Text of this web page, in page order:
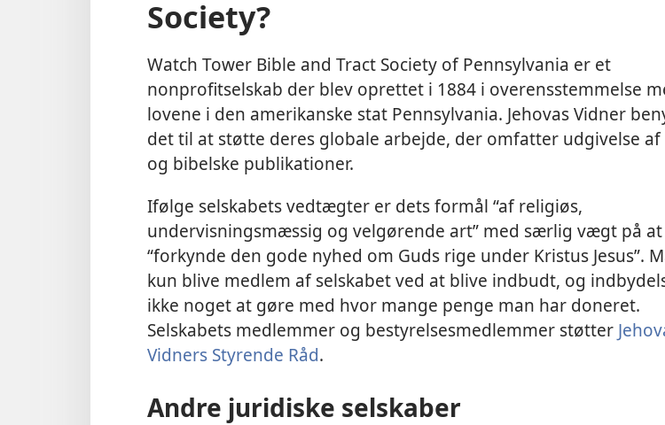
Society?
Watch Tower Bible and Tract Society of Pennsylvania er et
nonprofitselskab der blev oprettet i 1884 i overensstemmelse
lovene i den amerikanske stat Pennsylvania. Jehovas Vidner
det til at støtte deres globale arbejde, der omfatter udgivelse
og bibelske publikationer.
Ifølge selskabets vedtægter er dets formål “af religiøs,
undervisningsmæssig og velgørende art” med særlig vægt på at
“forkynde den gode nyhed om Guds rige under Kristus Jesus”.
kun blive medlem af selskabet ved at blive indbudt, og
ikke noget at gøre med hvor mange penge man har doneret.
Selskabets medlemmer og bestyrelsesmedlemmer støtter
Vidners Styrende Råd.
Andre juridiske selskaber